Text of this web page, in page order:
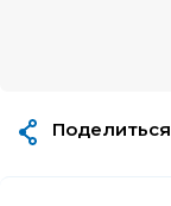
Поделиться